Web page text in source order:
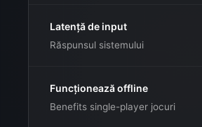
Latență de input
Răspunsul sistemului
Funcționează offline
Benefits single-player jocuri